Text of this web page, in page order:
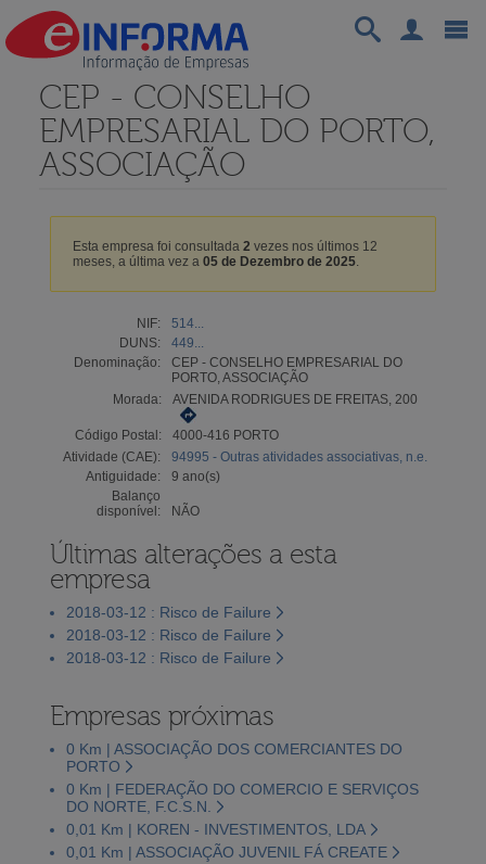
CEP - CONSELHO
EMPRESARIAL DO PORTO,
ASSOCIAÇÃO
Esta empresa foi consultada 2 vezes nos últimos 12
meses, a última vez a 05 de Dezembro de 2025.
NIF:
514...
DUNS:
449...
Denominação:
CEP - CONSELHO EMPRESARIAL DO
PORTO, ASSOCIAÇÃO
Morada:
AVENIDA RODRIGUES DE FREITAS, 200
Código Postal:
4000-416 PORTO
Atividade (CAE):
94995 - Outras atividades associativas, n.e.
Antiguidade:
9 ano(s)
Balanço
disponível:
NÃO
Últimas alterações a esta
empresa
2018-03-12 : Risco de Failure
2018-03-12 : Risco de Failure
2018-03-12 : Risco de Failure
Empresas próximas
0 Km | ASSOCIAÇÃO DOS COMERCIANTES DO
PORTO
0 Km | FEDERAÇÃO DO COMERCIO E SERVIÇOS
DO NORTE, F.C.S.N.
0,01 Km | KOREN - INVESTIMENTOS, LDA
0,01 Km | ASSOCIAÇÃO JUVENIL FÁ CREATE